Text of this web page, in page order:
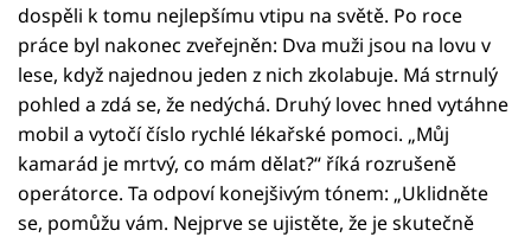
dospěli k tomu nejlepšímu vtipu na světě. Po roce
práce byl nakonec zveřejněn: Dva muži jsou na lovu v
lese, když najednou jeden z nich zkolabuje. Má strnulý
pohled a zdá se, že nedýchá. Druhý lovec hned vytáhne
mobil a vytočí číslo rychlé lékařské pomoci. „Můj
kamarád je mrtvý, co mám dělat?“ říká rozrušeně
operátorce. Ta odpoví konejšivým tónem: „Uklidněte
se, pomůžu vám. Nejprve se ujistěte, že je skutečně